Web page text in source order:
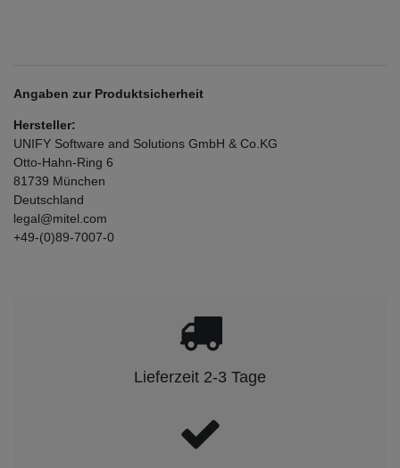
Angaben zur Produktsicherheit
Hersteller:
UNIFY Software and Solutions GmbH & Co.KG
Otto-Hahn-Ring 6
81739 München
Deutschland
legal@mitel.com
+49-(0)89-7007-0
Lieferzeit 2-3 Tage